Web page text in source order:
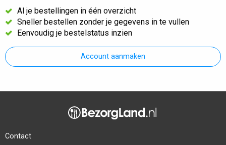
Al je bestellingen in één overzicht
Sneller bestellen zonder je gegevens in te vullen
Eenvoudig je bestelstatus inzien
Account aanmaken
Contact